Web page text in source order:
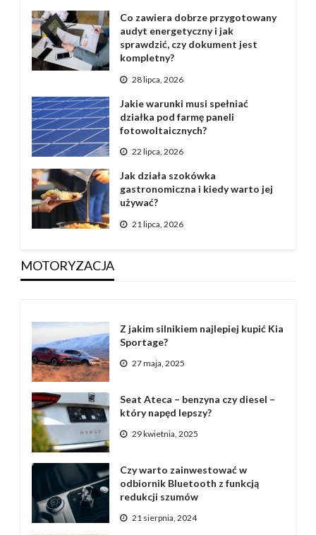
Co zawiera dobrze przygotowany
audyt energetyczny i jak
sprawdzić, czy dokument jest
kompletny?
28 lipca, 2026
Jakie warunki musi spełniać
działka pod farmę paneli
fotowoltaicznych?
22 lipca, 2026
Jak działa szokówka
gastronomiczna i kiedy warto jej
używać?
21 lipca, 2026
MOTORYZACJA
Z jakim silnikiem najlepiej kupić Kia
Sportage?
27 maja, 2025
Seat Ateca – benzyna czy diesel –
który napęd lepszy?
29 kwietnia, 2025
Czy warto zainwestować w
odbiornik Bluetooth z funkcją
redukcji szumów
21 sierpnia, 2024